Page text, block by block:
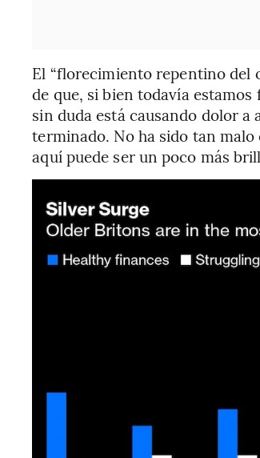
El “florecimiento repentino del
de que, si bien todavía
sin duda está causando dolor a
terminado. No ha sido tan
aquí puede ser un poco más